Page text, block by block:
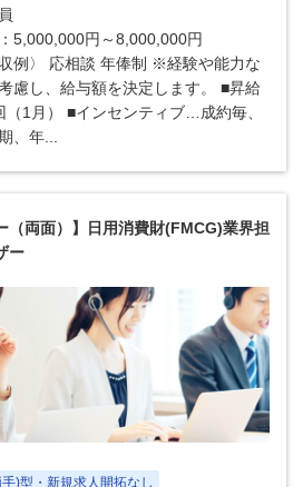
5,000,000円～8,000,000円
収例〉 応相談 年俸制 ※経験や能力な
慮し、給与額を決定します。 ■昇給
（1月） ■インセンティブ…成約毎、
、年...
（両面）】日用消費財(FMCG)業界担
ー
)型・新規求人開拓なし